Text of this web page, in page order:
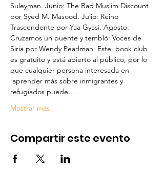
Suleyman. Junio: The Bad Muslim Discount
por Syed M. Masood. Julio: Reino
Trascendente por Yaa Gyasi. Agosto:
Cruzamos un puente y tembló: Voces de
Siria por Wendy Pearlman. Este  book club
es gratuito y está abierto al público, por lo
que cualquier persona interesada en
aprender más sobre inmigrantes y
refugiados puede…
Mostrar más
Compartir este evento